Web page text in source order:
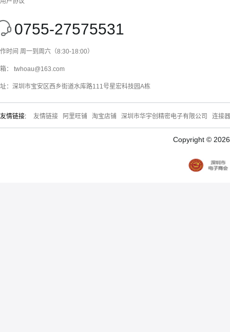
0755-27575531
时间 周一到周六（8:30-18:00）
： twhoau@163.com
：深圳市宝安区西乡街道水库路111号星宏科技园A栋
友情链接: 友情链接 阿里旺铺 淘宝店铺 深圳市华宇创精密电子有限公司 连接
Copyright ©